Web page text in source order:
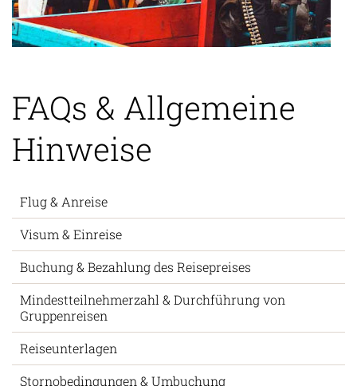
FAQs & Allgemeine
Hinweise
Flug & Anreise
Visum & Einreise
Buchung & Bezahlung des Reisepreises
Mindestteilnehmerzahl & Durchführung von
Gruppenreisen
Reiseunterlagen